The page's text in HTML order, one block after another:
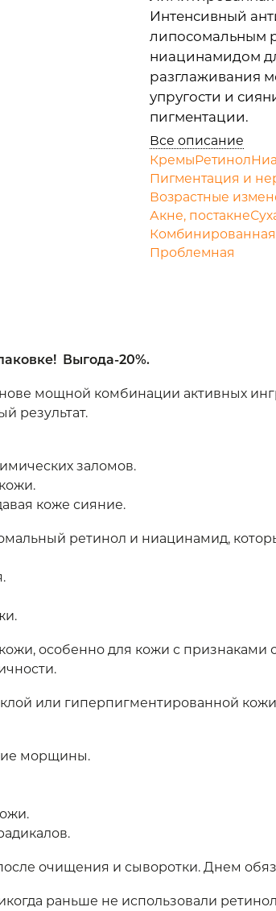
Интенсивный
липосомальным
ниацинамидом
разглаживания
упругости и
пигментации.
Все описание
КремыРетинол
Пигментация и
Возрастные
Акне, постакне
Комбинированная
Проблемная
Выгода-20%.
мощной комбинации активных
результат.
заломов.
коже сияние.
ретинол и ниацинамид,
кожи, особенно для кожи с
или гиперпигментированной
морщины.
очищения и сыворотки. Днем
раньше не использовали